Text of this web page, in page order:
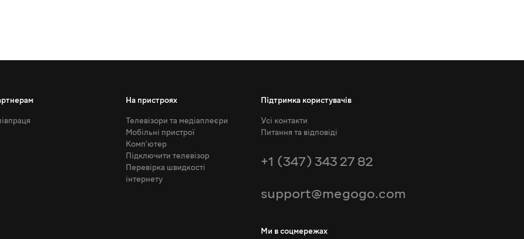
На пристроях
Телевізори та медіаплеєри
Мобільні пристрої
Комп'ютер
Підключити телевізор
Перевірка швидкості
інтернету
Підтримка користувачів
Усі контакти
Питання та відповіді
+1 (347) 343 27 82
support@megogo.com
Ми в соцмережах